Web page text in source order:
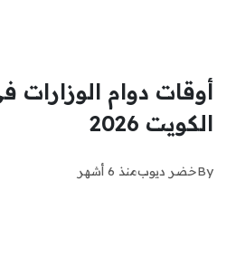
أوقات دوام
الكويت 2026
Byخضر ديوبمنذ 6 أشهر